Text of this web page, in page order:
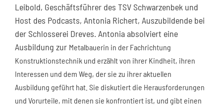
Leibold, Geschäftsführer des TSV Schwarzenbek und
Host des Podcasts, Antonia Richert, Auszubildende bei
der Schlosserei Dreves. Antonia absolviert eine
Ausbildung zur Metalbauerin in der Fachrichtung
Konstruktionstechnik und erzählt von ihrer Kindheit, ihren
Interessen und dem Weg, der sie zu ihrer aktuellen
Ausbildung geführt hat. Sie diskutiert die Herausforderungen
und Vorurteile, mit denen sie konfrontiert ist, und gibt einen